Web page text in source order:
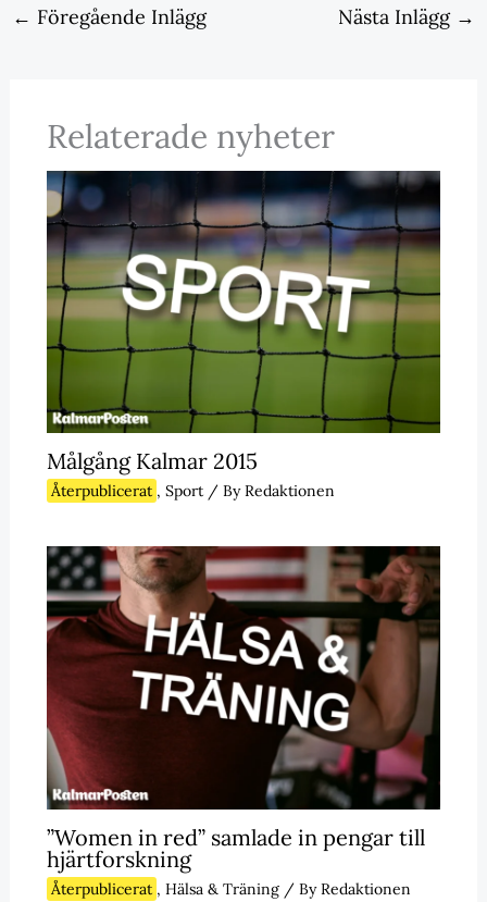
← Föregående Inlägg Nästa Inlägg →
Relaterade nyheter
Målgång Kalmar 2015
Återpublicerat , Sport/ ByRedaktionen
”Women in red” samlade in pengar till
hjärtforskning
Återpublicerat , Hälsa & Träning/ ByRedaktionen